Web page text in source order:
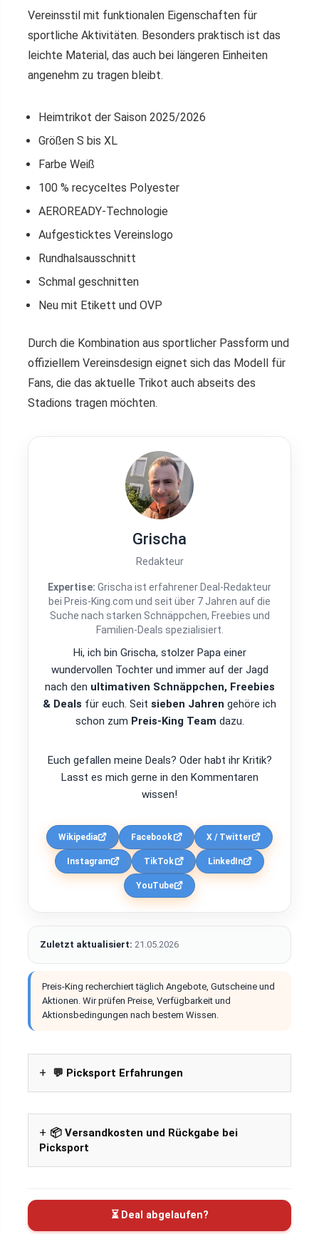
Vereinsstil mit funktionalen Eigenschaften für
sportliche Aktivitäten. Besonders praktisch ist das
leichte Material, das auch bei längeren Einheiten
angenehm zu tragen bleibt.
Heimtrikot der Saison 2025/2026
Größen S bis XL
Farbe Weiß
100 % recyceltes Polyester
AEROREADY-Technologie
Aufgesticktes Vereinslogo
Rundhalsausschnitt
Schmal geschnitten
Neu mit Etikett und OVP
Durch die Kombination aus sportlicher Passform und
offiziellem Vereinsdesign eignet sich das Modell für
Fans, die das aktuelle Trikot auch abseits des
Stadions tragen möchten.
Grischa
Redakteur
Expertise: Grischa ist erfahrener Deal-Redakteur
bei Preis-King.com und seit über 7 Jahren auf die
Suche nach starken Schnäppchen, Freebies und
Familien-Deals spezialisiert.
Hi, ich bin Grischa, stolzer Papa einer
wundervollen Tochter und immer auf der Jagd
nach den ultimativen Schnäppchen, Freebies
& Deals für euch. Seit sieben Jahren gehöre ich
schon zum Preis-King Team dazu.
Euch gefallen meine Deals? Oder habt ihr Kritik?
Lasst es mich gerne in den Kommentaren
wissen!
Wikipedia Facebook X / Twitter
Instagram TikTok LinkedIn
YouTube
Zuletzt aktualisiert: 21.05.2026
Preis-King recherchiert täglich Angebote, Gutscheine und
Aktionen. Wir prüfen Preise, Verfügbarkeit und
Aktionsbedingungen nach bestem Wissen.
💬 Picksport Erfahrungen
📦 Versandkosten und Rückgabe bei
Picksport
⏳ Deal abgelaufen?